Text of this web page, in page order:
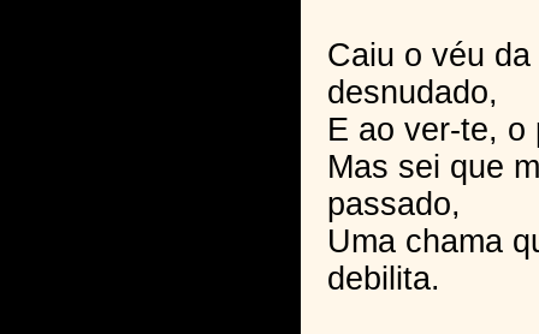
Caiu o véu
desnudado,
E ao ver-te, o
Mas sei que
passado,
Uma chama
debilita.